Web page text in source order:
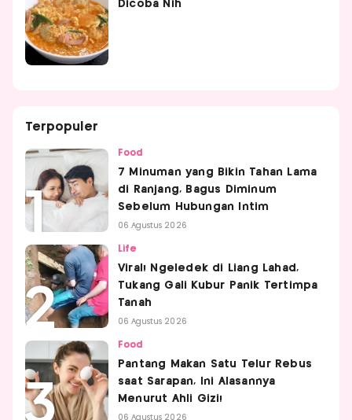
Dicoba Nih
Terpopuler
Food
7 Minuman yang Bikin Tahan Lama
di Ranjang, Bagus Diminum
Sebelum Hubungan Intim
06 Agustus 2026
Life
Viral! Ngeledek di Liang Lahad,
Tukang Gali Kubur Panik Tertimpa
Tanah
06 Agustus 2026
Food
Pantang Makan Satu Telur Rebus
saat Sarapan, Ini Alasannya
Menurut Ahli Gizi!
06 Agustus 2026